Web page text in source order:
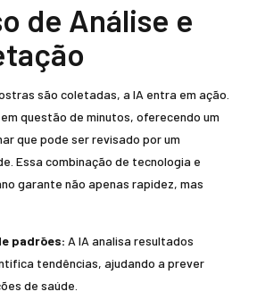
de Análise e
são coletadas, a IA entra em ação.
questão de minutos, oferecendo um
que pode ser revisado por um
Essa combinação de tecnologia e
garante não apenas rapidez, mas
padrões: A IA analisa resultados
tendências, ajudando a prever
de saúde.